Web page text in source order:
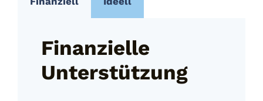
Finanzielle
Unterstützung